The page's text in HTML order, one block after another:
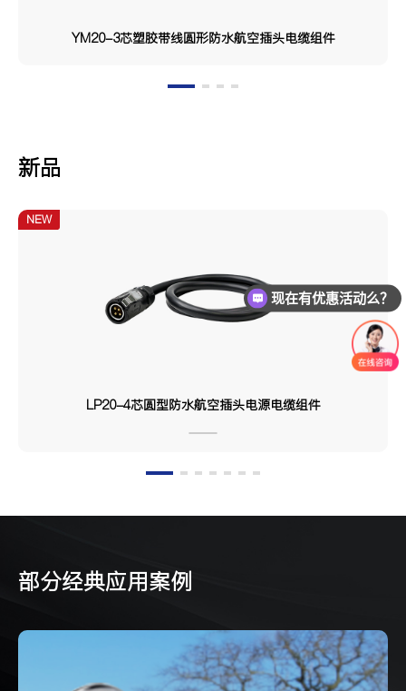
YM20-3芯塑胶带线圆形防水航空插头电缆组件
新品
NEW
LP20-4芯圆型防水航空插头电源电缆组件
部分经典应用案例
现在有优惠活动么？